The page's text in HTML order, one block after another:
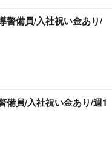
警備員/入社祝い金あり/
備員/入社祝い金あり/週1